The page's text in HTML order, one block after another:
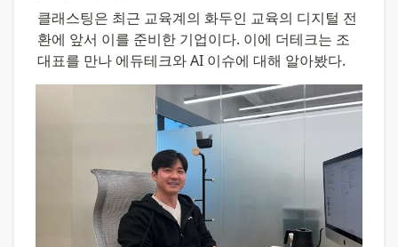
클래스팅은 최근 교육계의 화두인 교육의 디지털 전
환에 앞서 이를 준비한 기업이다. 이에 더테크는 조
대표를 만나 에듀테크와 AI 이슈에 대해 알아봤다.